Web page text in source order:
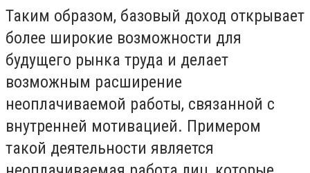
Таким образом, базовый доход открывает
более широкие возможности для
будущего рынка труда и делает
возможным расширение
неоплачиваемой работы, связанной с
внутренней мотивацией. Примером
такой деятельности является